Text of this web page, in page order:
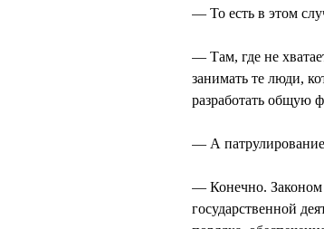
— То есть в этом
— Там, где не
занимать те люди,
разработать общую
— А патрулирование
— Конечно. Законом
государственной